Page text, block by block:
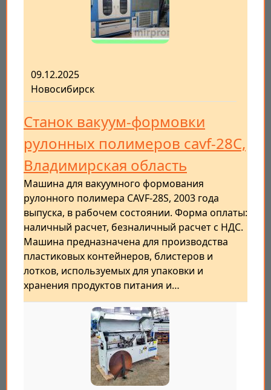
09.12.2025
Новосибирск
Станок вакуум-формовки
рулонных полимеров cavf-28C,
Владимирская область
Машина для вакуумного формования
рулонного полимера CAVF-28S, 2003 года
выпуска, в рабочем состоянии. Форма оплаты:
наличный расчет, безналичный расчет с НДС.
Машина предназначена для производства
пластиковых контейнеров, блистеров и
лотков, используемых для упаковки и
хранения продуктов питания и…